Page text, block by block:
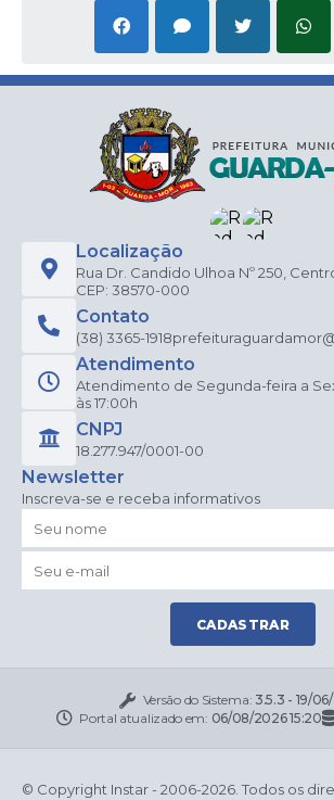
Localização
Rua Dr. Candido Ulhoa Nº 250,
CEP: 38570-000
Contato
(38) 3365-1918
Atendimento
Atendimento de Segunda-feira a
às 17:00h
CNPJ
18.277.947/0001-00
Newsletter
Inscreva-se e receba informativos
CADASTRAR
Versão do Sistema: 3.5.3 - 19/
Portal atualizado em: 06/08/2026 15:20
© Copyright Instar - 2006-2026. Todos os